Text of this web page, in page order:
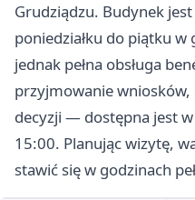
Grudziądzu. Budynek
poniedziałku do piątku
jednak pełna obsługa
przyjmowanie
decyzji — dostępna jest
15:00. Planując wizytę,
stawić się w godzinach